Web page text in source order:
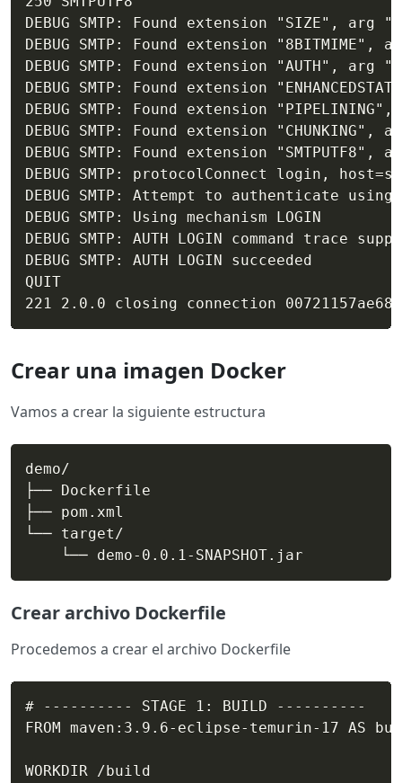
DEBUG SMTP: Found extension "SIZE", arg
DEBUG SMTP: Found extension "8BITMIME",
DEBUG SMTP: Found extension "AUTH", arg
DEBUG SMTP: Found extension
DEBUG SMTP: Found extension
DEBUG SMTP: Found extension "CHUNKING",
DEBUG SMTP: Found extension "SMTPUTF8",
DEBUG SMTP: protocolConnect login,
DEBUG SMTP: Attempt to authenticate using
DEBUG SMTP: Using mechanism LOGIN
DEBUG SMTP: AUTH LOGIN command trace
DEBUG SMTP: AUTH LOGIN succeeded
QUIT
221 2.0.0 closing connection
Crear una imagen Docker
Vamos a crear la siguiente estructura
demo/
├── Dockerfile
├── pom.xml
└── target/
    └── demo-0.0.1-SNAPSHOT.jar
Crear archivo Dockerfile
Procedemos a crear el archivo Dockerfile
# ---------- STAGE 1: BUILD ----------
FROM maven:3.9.6-eclipse-temurin-17 AS
WORKDIR /build